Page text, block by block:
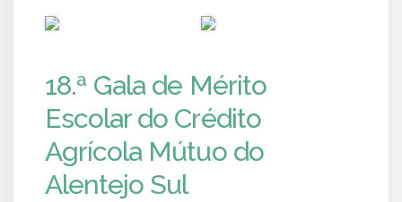
18.ª Gala de Mérito
Escolar do Crédito
Agrícola Mútuo do
Alentejo Sul